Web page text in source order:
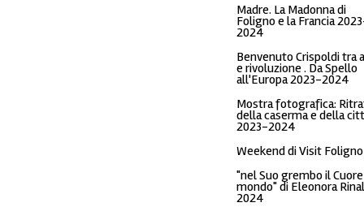
Madre. La Madonna di
Foligno e la Francia
2024
Benvenuto Crispoldi tra
e rivoluzione . Da Spello
all'Europa 2023-2024
Mostra fotografica:
della caserma e della
2023-2024
Weekend di Visit Foligno
"nel Suo grembo il
mondo" di Eleonora
2024